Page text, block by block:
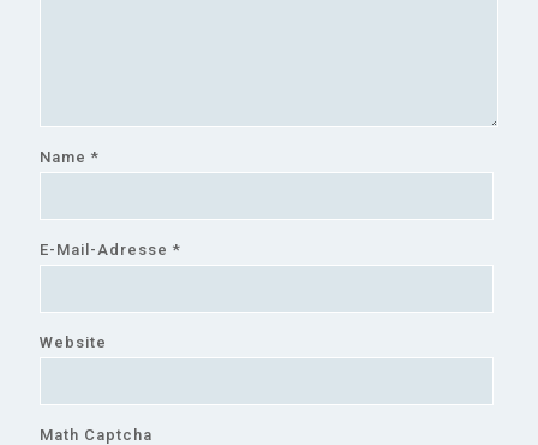
Name *
E-Mail-Adresse *
Website
Math Captcha